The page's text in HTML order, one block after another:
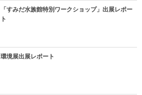
「すみだ水族館特別ワークショップ」出展レポー
ト
環境展出展レポート